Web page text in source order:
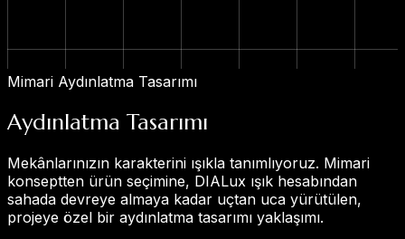
Mimari Aydınlatma Tasarımı
Aydınlatma Tasarımı
Mekânlarınızın karakterini ışıkla tanımlıyoruz. Mimari
konseptten ürün seçimine, DIALux ışık hesabından
sahada devreye almaya kadar uçtan uca yürütülen,
projeye özel bir aydınlatma tasarımı yaklaşımı.